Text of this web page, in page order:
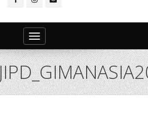
Toggle
navigation